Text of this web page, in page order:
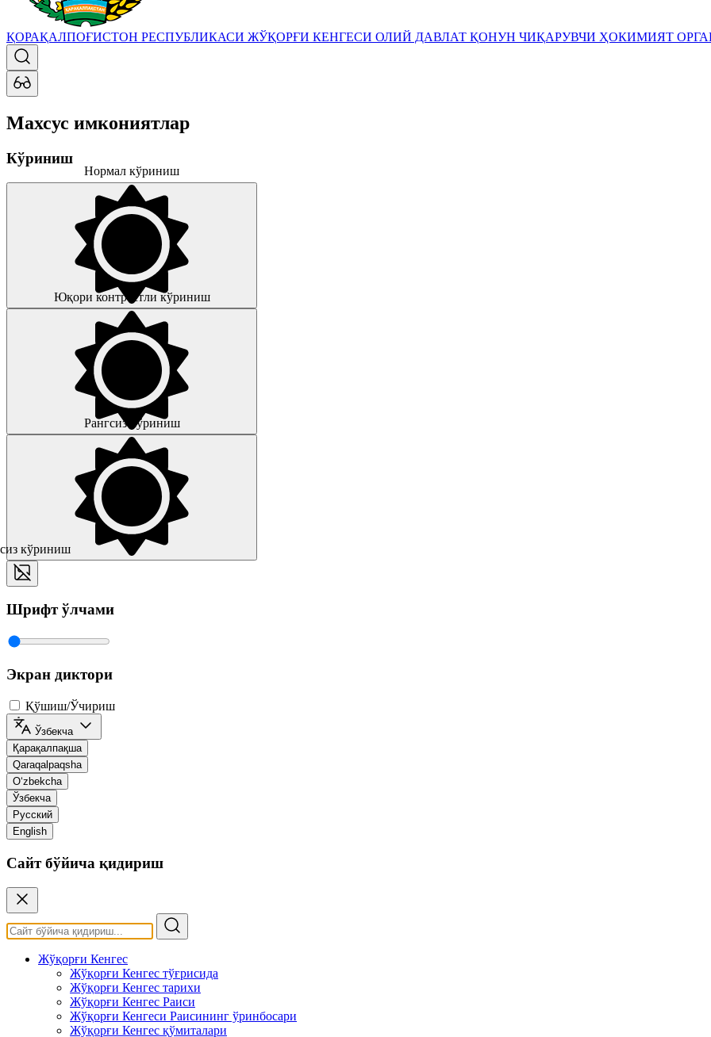
ҚОРАҚАЛПОҒИСТОН РЕСПУБЛИКАСИ ЖЎҚОРҒИ КЕНГЕСИ ОЛИЙ ДАВЛАТ ҚОНУН ЧИҚАРУВЧИ ҲОКИМИЯТ
Махсус имкониятлар
Кўриниш
Нормал кўриниш
Юқори контрастли кўриниш
Рангсиз кўриниш
кўриниш
Шрифт ўлчами
Экран диктори
Қўшиш/Ўчириш
Ўзбекча
Қарақалпақша
Qaraqalpaqsha
O‘zbekcha
Ўзбекча
Русский
English
Сайт бўйича қидириш
Жўқорғи Кенгес
Жўқорғи Кенгес тўғрисида
Жўқорғи Кенгес тарихи
Жўқорғи Кенгес Раиси
Жўқорғи Кенгеси Раисининг ўринбосари
Жўқорғи Кенгес қўмиталари